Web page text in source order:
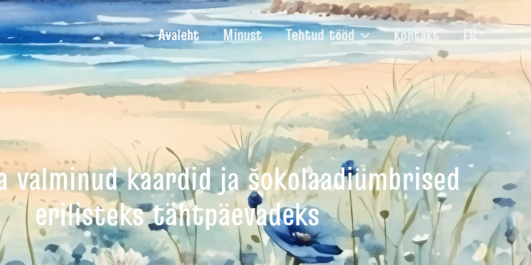
Avaleht Minust Tehtud tööd Kontakt FB
valminud kaardid ja šokolaadiümbrised
erilisteks tähtpäevadeks